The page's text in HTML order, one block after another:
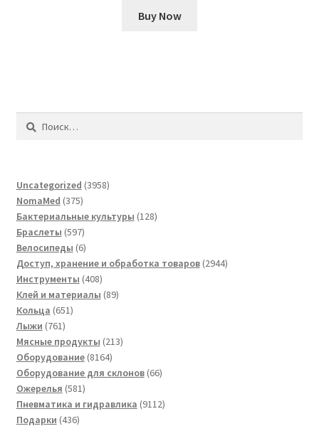
Buy Now
Найти:
Uncategorized 39583958
NomaMed 375375
товаров
Бактериальные культуры 128128
Браслеты 597597
товаров
Велосипеды 66
товаров
Доступ, хранение и обработка товаров 29442944
Инструменты 408408
товаров
Клей и материалы 8989
Кольца 651651
Лыжи 761761
товар
Мясные продукты 213213
Оборудование 81648164
товара
Оборудование для склонов 6666
Ожерелья 581581
товар
Пневматика и гидравлика 91129112
Подарки 436436